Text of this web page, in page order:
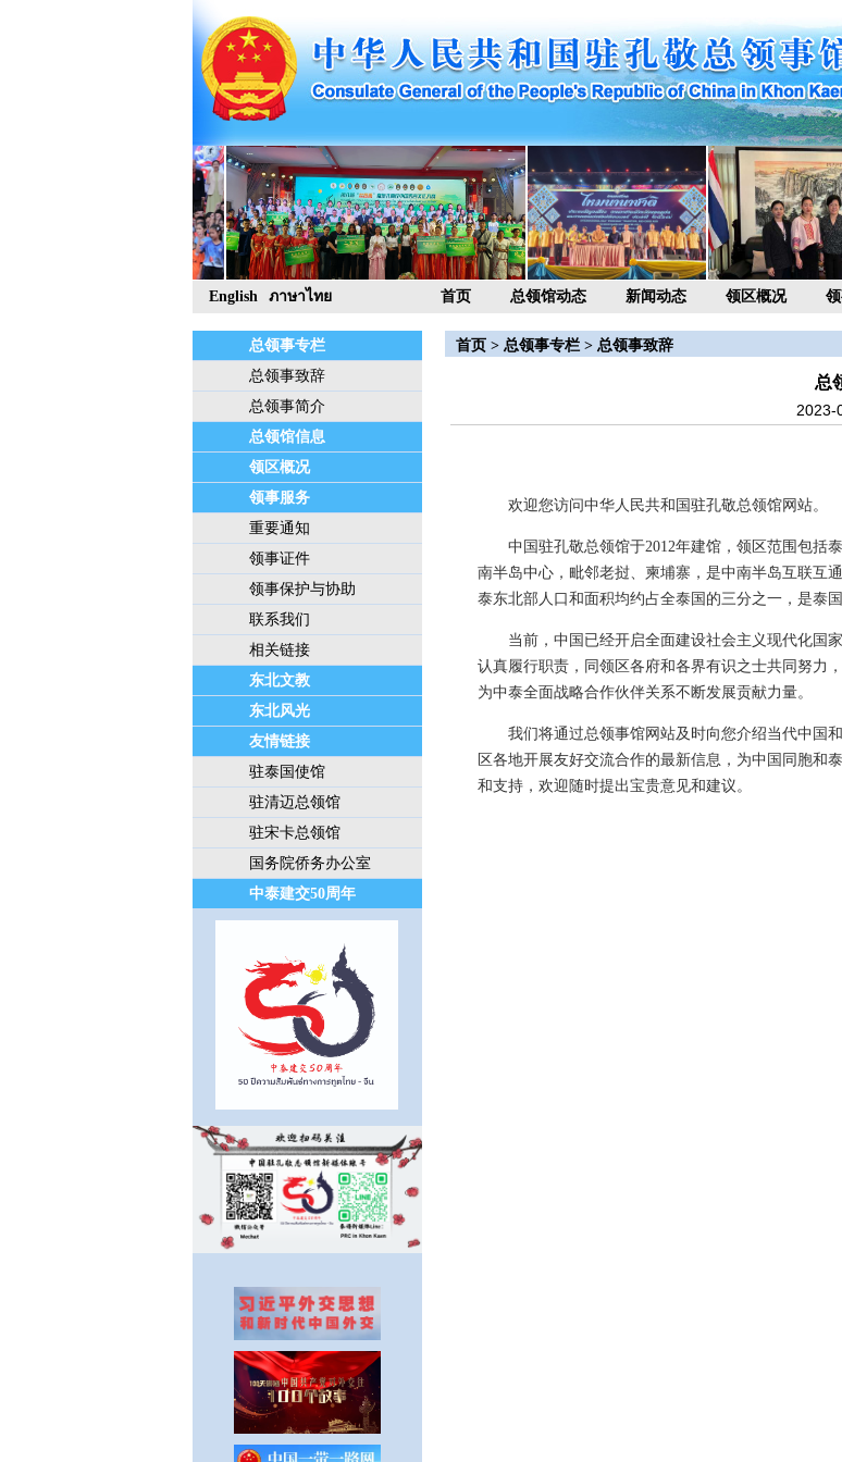
English ภาษาไทย 首页 总领馆动态 新闻动态 领区概况
总领事专栏
总领事致辞
总领事简介
总领馆信息
领区概况
领事服务
重要通知
领事证件
领事保护与协助
联系我们
相关链接
东北文教
东北风光
友情链接
驻泰国使馆
驻清迈总领馆
驻宋卡总领馆
国务院侨务办公室
中泰建交50周年
首页> 总领事专栏> 总领事致辞
总
2023-
欢迎您访问中华人民共和国驻孔敬总领馆网站。
中国驻孔敬总领馆于2012年建馆，领区范围包括
南半岛中心，毗邻老挝、柬埔寨，是中南半岛互联互
泰东北部人口和面积均约占全泰国的三分之一，是泰
当前，中国已经开启全面建设社会主义现代化国
认真履行职责，同领区各府和各界有识之士共同努力
为中泰全面战略合作伙伴关系不断发展贡献力量。
我们将通过总领事馆网站及时向您介绍当代中国
区各地开展友好交流合作的最新信息，为中国同胞和
和支持，欢迎随时提出宝贵意见和建议。
中华人民共和国